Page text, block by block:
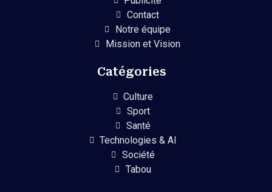
Contact
Notre équipe
Mission et Vision
Catégories
Culture
Sport
Santé
Technologies & AI
Société
Tabou